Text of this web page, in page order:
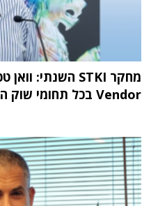
Vendor בכל תחומי שוק ה-IT